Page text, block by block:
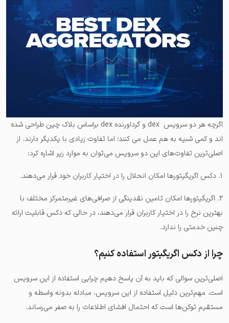
اگرچه هر دو سرویس dex و گرداورنده dex براساس بلاک چین طراحی شده
اند و کمی شبیه به هم عمل می کنند؛ اما تفاوت زیادی با یکدیگر دارند. از
اصلی‌ترین تفاوت‌های این دو سرویس می‌توان به موارد زیر اشاره کرد:
۱. دکس اگریگیتورها امکان انحلال را در اختیار کاربران خود قرار می‌دهند.
۲. اگریگیتورها امکان تامین نقدینگی از صرافی‌های غیرمتمرکز مختلف با
بهترین نرخ را در اختیار کاربران قرار می‌دهند، در حالی که دکس قابلیت ارائه
چنین خدمتی را ندارد.
چرا از دکس اگریگیتور استفاده کنیم؟
اصلی‌ترین سوالی که باید به آن پاسخ دهیم چرایی استفاده از این سرویس
است. مهم‌ترین دلیل استفاده از این سرویس، مبادله بدونه واسطه و
مستقیم توکن‌ها است که احتمال افشای اطلاعات را به صفر می‌رساند.